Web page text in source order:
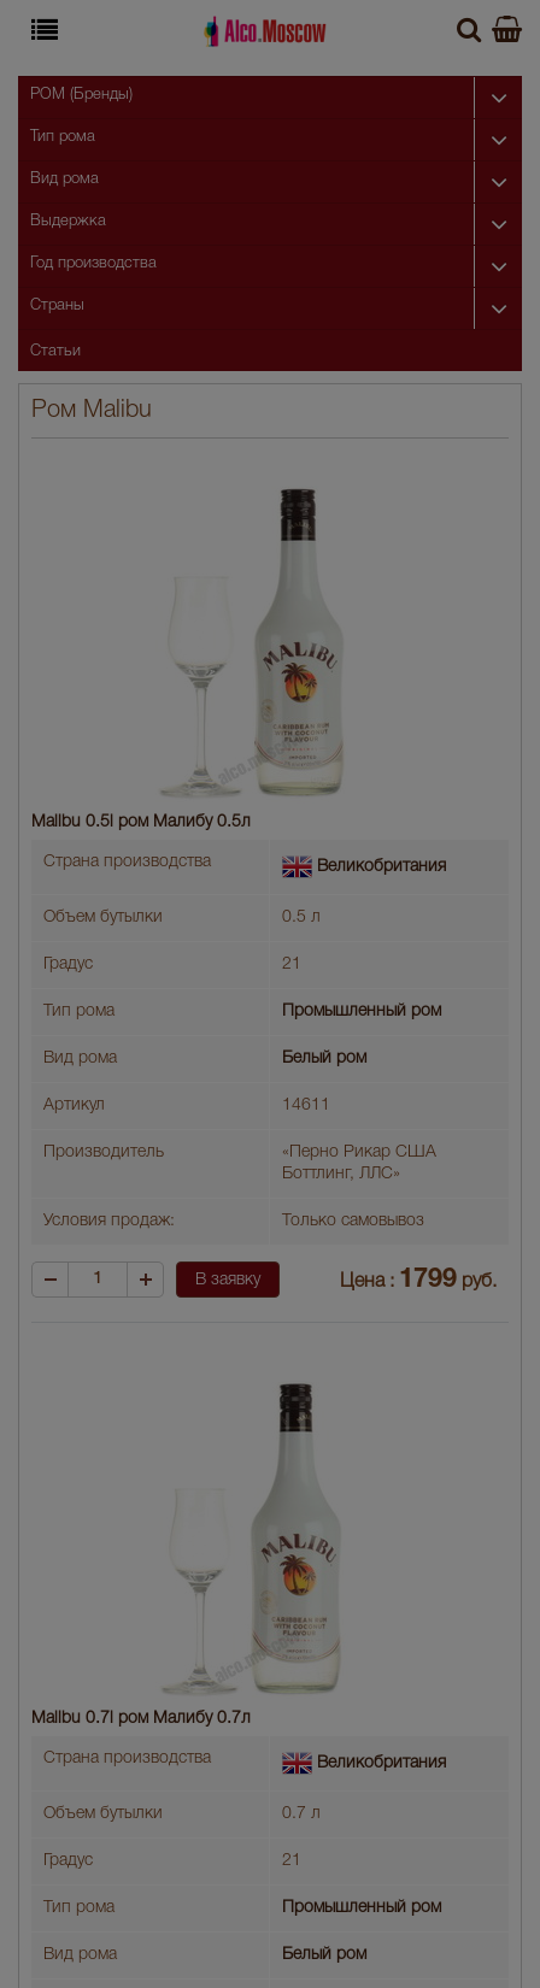
Ром Malibu
Malibu 0.5l ром Малибу 0.5л
Страна производства Великобритания
Объем бутылки 0.5 л
Градус 21
Тип рома Промышленный ром
Вид рома Белый ром
Артикул 14611
Производитель
«Перно Рикар США
Боттлинг, ЛЛС»
Условия продаж: Только самовывоз
В заявку Цена : 1799 руб.
Malibu 0.7l ром Малибу 0.7л
Страна производства Великобритания
Объем бутылки 0.7 л
Градус 21
Тип рома Промышленный ром
Вид рома Белый ром
РОМ (Бренды)
Тип рома
Вид рома
Выдержка
Год производства
Страны
Статьи